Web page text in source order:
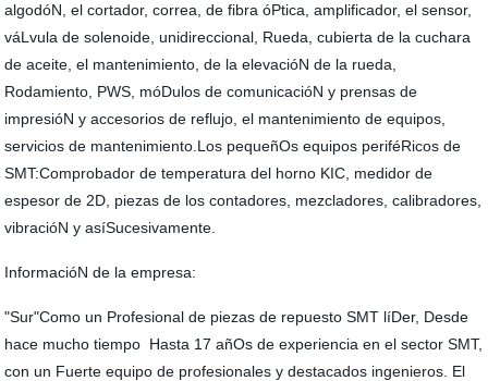
algodóN, el cortador, correa, de fibra óPtica, amplificador, el sensor,
váLvula de solenoide, unidireccional, Rueda, cubierta de la cuchara
de aceite, el mantenimiento, de la elevacióN de la rueda,
Rodamiento, PWS, móDulos de comunicacióN y prensas de
impresióN y accesorios de reflujo, el mantenimiento de equipos,
servicios de mantenimiento.Los pequeñOs equipos periféRicos de
SMT:Comprobador de temperatura del horno KIC, medidor de
espesor de 2D, piezas de los contadores, mezcladores, calibradores,
vibracióN y asíSucesivamente.
InformacióN de la empresa:
"Sur"Como un Profesional de piezas de repuesto SMT líDer, Desde
hace mucho tiempo Hasta 17 añOs de experiencia en el sector SMT,
con un Fuerte equipo de profesionales y destacados ingenieros. El